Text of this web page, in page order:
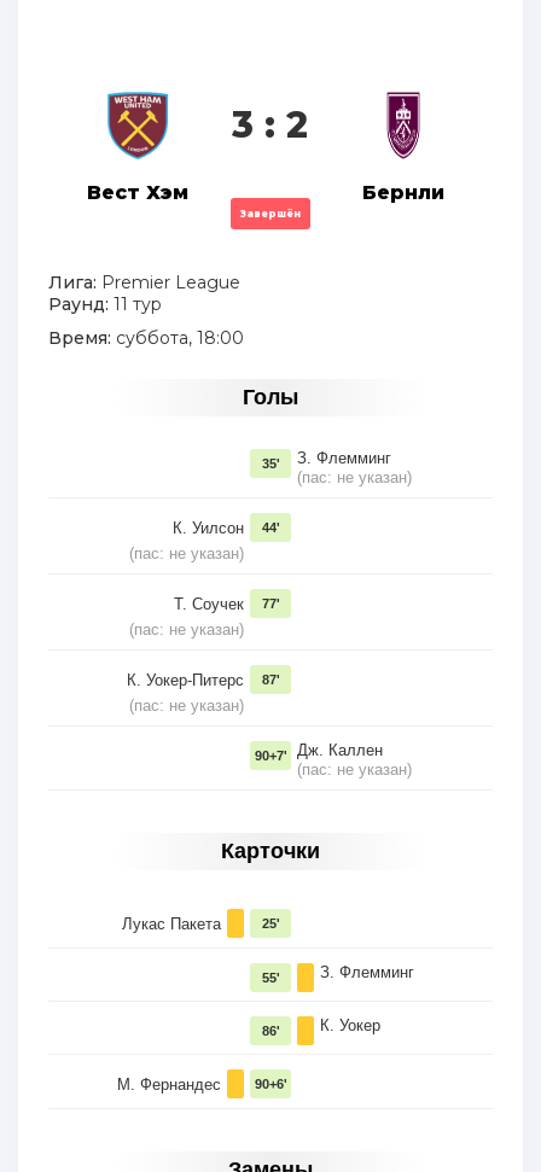
Вест Хэм
3 : 2
Завершён
Бернли
Лига: Premier League
Раунд: 11 тур
Время: суббота, 18:00
Голы
З. Флемминг
(пас: не указан)
35'
К. Уилсон
(пас: не указан)
44'
Т. Соучек
(пас: не указан)
77'
К. Уокер-Питерс
(пас: не указан)
87'
Дж. Каллен
(пас: не указан)
90+7'
Карточки
Лукас Пакета 25'
З. Флемминг
55'
К. Уокер
86'
М. Фернандес 90+6'